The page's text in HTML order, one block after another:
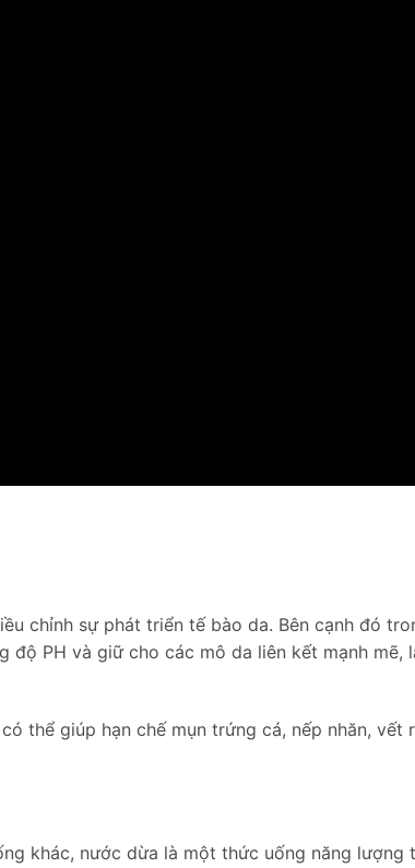
chỉnh sự phát triển tế bào da. Bên cạnh đó
PH và giữ cho các mô da liên kết mạnh mẽ,
thể giúp hạn chế mụn trứng cá, nếp nhăn, vết
khác, nước dừa là một thức uống năng lượng